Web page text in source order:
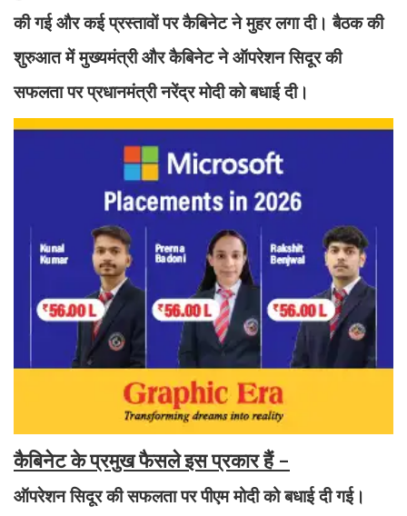
की गई और कई प्रस्तावों पर कैबिनेट ने मुहर लगा दी। बैठक की
शुरुआत में मुख्यमंत्री और कैबिनेट ने ऑपरेशन सिदूर की
सफलता पर प्रधानमंत्री नरेंद्र मोदी को बधाई दी।
कैबिनेट के प्रमुख फैसले इस प्रकार हैं -
ऑपरेशन सिदूर की सफलता पर पीएम मोदी को बधाई दी गई।